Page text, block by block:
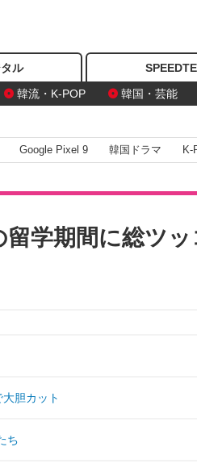
ル
韓流・K-POP 韓国・芸能
Google Pixel 9 韓国ドラマ K-
学期間に総ツッ
胆カット
ち